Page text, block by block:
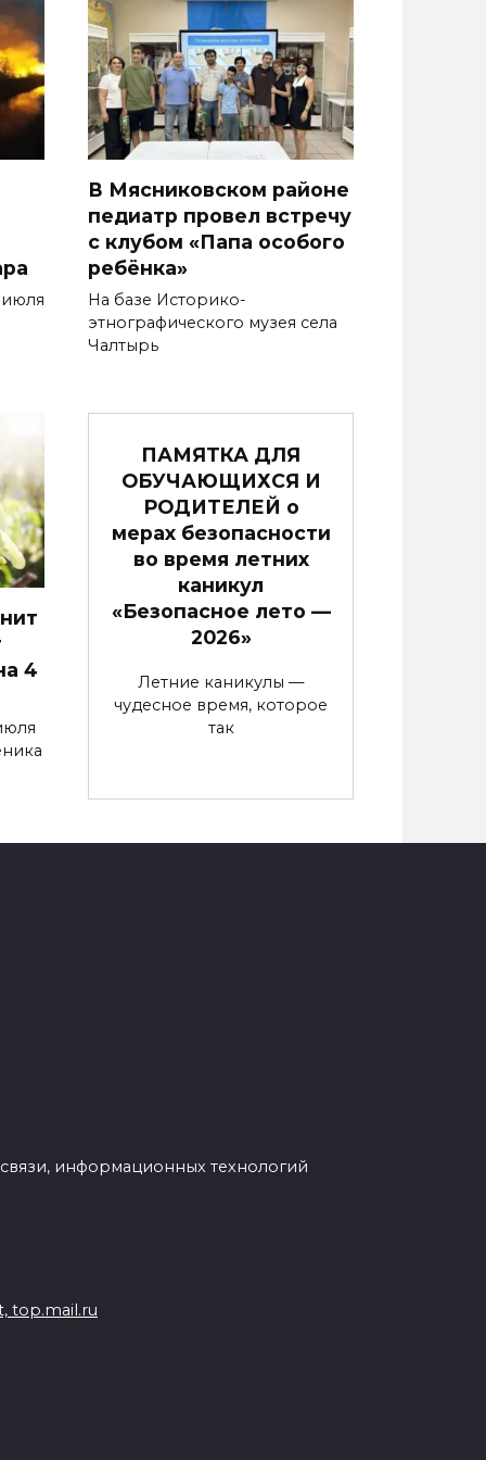
В Мясниковском районе
педиатр провел встречу
с клубом «Папа особого
ребёнка»
На базе Историко-
этнографического музея села
Чалтырь
4
ПАМЯТКА ДЛЯ
ОБУЧАЮЩИХСЯ И
РОДИТЕЛЕЙ о
мерах безопасности
во время летних
каникул
«Безопасное лето —
2026»
Летние каникулы —
чудесное время, которое
так
информационных технологий
top.mail.ru